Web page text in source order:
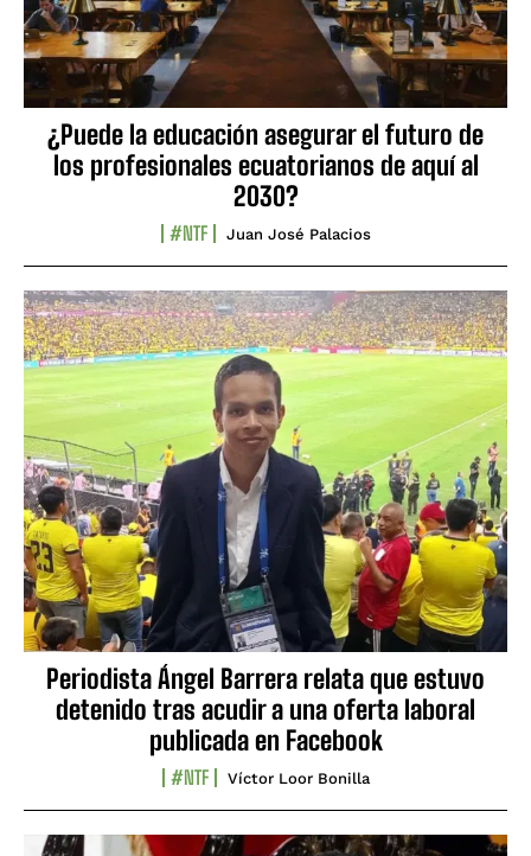
¿Puede la educación asegurar el futuro de
los profesionales ecuatorianos de aquí al
2030?
#NTF Juan José Palacios
Periodista Ángel Barrera relata que estuvo
detenido tras acudir a una oferta laboral
publicada en Facebook
#NTF Víctor Loor Bonilla